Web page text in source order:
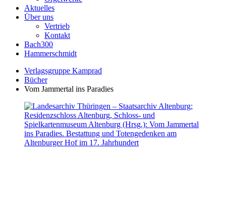
Aktuelles
Über uns
Vertrieb
Kontakt
Bach300
Hammerschmidt
Verlagsgruppe Kamprad
Bücher
Vom Jammertal ins Paradies